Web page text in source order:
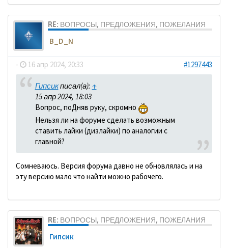
RE: ВОПРОСЫ, ПРЕДЛОЖЕНИЯ, ПОЖЕЛАНИЯ
B_D_N
- 16 апр 2024, 20:33 #1297443
Гипсикписал(а): ↑
15 апр 2024, 18:03
Вопрос, поДняв руку, скромно
Нельзя ли на форуме сделать возможным
ставить лайки (дизлайки) по аналогии с
главной?
Сомневаюсь. Версия форума давно не обновлялась и на
эту версию мало что найти можно рабочего.
RE: ВОПРОСЫ, ПРЕДЛОЖЕНИЯ, ПОЖЕЛАНИЯ
Гипсик